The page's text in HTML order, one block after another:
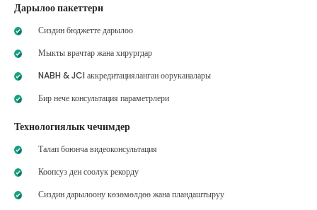
Дарылоо пакеттери
Сиздин бюджетте дарылоо
Мыкты врачтар жана хирургдар
NABH & JCI аккредитацияланган ооруканалары
Бир нече консультация параметрлери
Технологиялык чечимдер
Талап боюнча видеоконсультация
Коопсуз ден соолук рекорду
Сиздин дарылоону көзөмөлдөө жана пландаштыруу